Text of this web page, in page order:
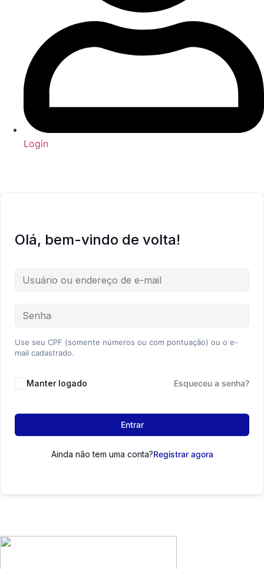
Login
Olá, bem-vindo de volta!
Use seu CPF (somente números ou com pontuação) ou o e-
mail cadastrado.
Manter logado Esqueceu a senha?
Entrar
Ainda não tem uma conta?Registrar agora